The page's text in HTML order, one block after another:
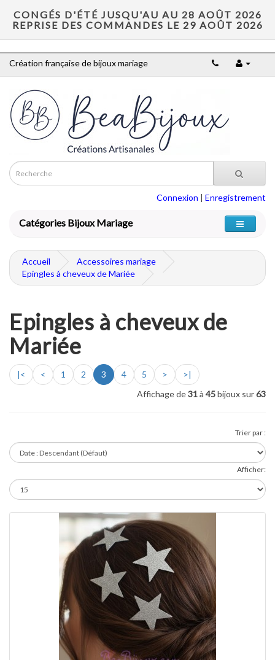
CONGÉS D'ÉTÉ JUSQU'AU AU 28 AOÛT 2026
REPRISE DES COMMANDES LE 29 AOÛT 2026
Création française de bijoux mariage
Connexion | Enregistrement
Catégories Bijoux Mariage
Accueil
Accessoires mariage
Epingles à cheveux de Mariée
Epingles à cheveux de
Mariée
|< < 1 2 3 4 5 >
>|
Affichage de31à 45bijoux sur63
Trier par :
Afficher: